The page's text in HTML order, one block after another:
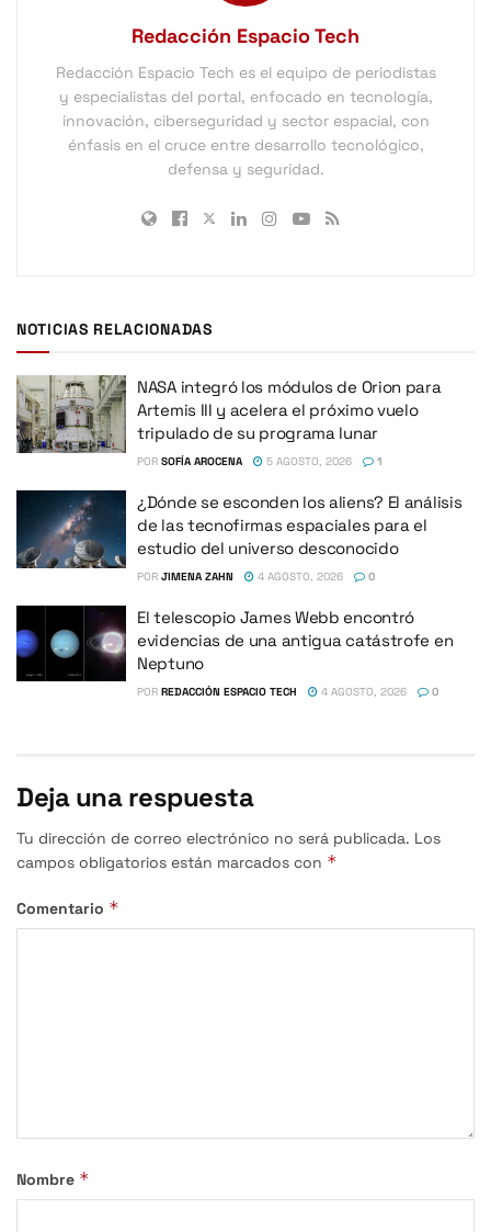
Redacción Espacio Tech
Redacción Espacio Tech es el equipo de periodistas
y especialistas del portal, enfocado en tecnología,
innovación, ciberseguridad y sector espacial, con
énfasis en el cruce entre desarrollo tecnológico,
defensa y seguridad.
NOTICIAS RELACIONADAS
NASA integró los módulos de Orion para
Artemis III y acelera el próximo vuelo
tripulado de su programa lunar
POR SOFÍA AROCENA 5 AGOSTO, 2026 1
¿Dónde se esconden los aliens? El análisis
de las tecnofirmas espaciales para el
estudio del universo desconocido
POR JIMENA ZAHN 4 AGOSTO, 2026 0
El telescopio James Webb encontró
evidencias de una antigua catástrofe en
Neptuno
POR REDACCIÓN ESPACIO TECH 4 AGOSTO, 2026 0
Deja una respuesta
Tu dirección de correo electrónico no será publicada. Los
campos obligatorios están marcados con *
Comentario *
Nombre *